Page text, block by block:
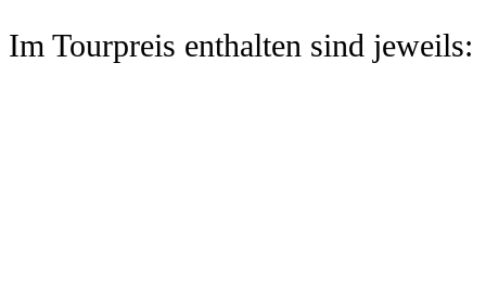
Im Tourpreis enthalten sind